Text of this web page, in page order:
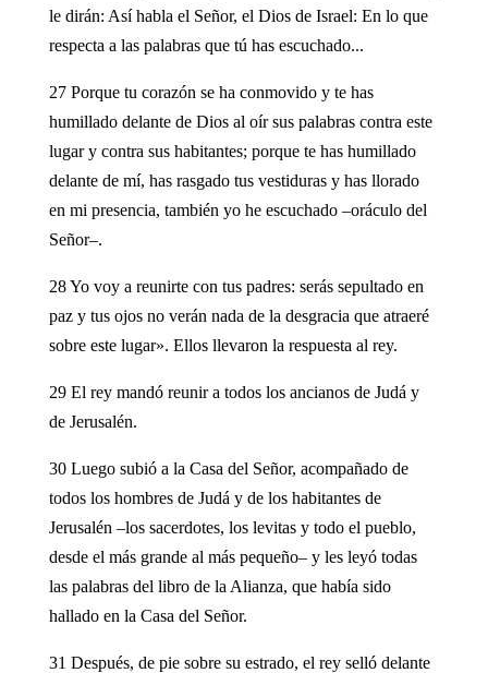
le dirán: Así habla el Señor, el Dios de Israel: En lo que
respecta a las palabras que tú has escuchado...
27 Porque tu corazón se ha conmovido y te has
humillado delante de Dios al oír sus palabras contra este
lugar y contra sus habitantes; porque te has humillado
delante de mí, has rasgado tus vestiduras y has llorado
en mi presencia, también yo he escuchado –oráculo del
Señor–.
28 Yo voy a reunirte con tus padres: serás sepultado en
paz y tus ojos no verán nada de la desgracia que atraeré
sobre este lugar». Ellos llevaron la respuesta al rey.
29 El rey mandó reunir a todos los ancianos de Judá y
de Jerusalén.
30 Luego subió a la Casa del Señor, acompañado de
todos los hombres de Judá y de los habitantes de
Jerusalén –los sacerdotes, los levitas y todo el pueblo,
desde el más grande al más pequeño– y les leyó todas
las palabras del libro de la Alianza, que había sido
hallado en la Casa del Señor.
31 Después, de pie sobre su estrado, el rey selló delante